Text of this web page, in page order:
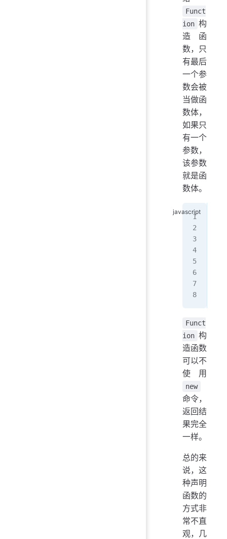
Funct
ion 构
造函
数，只
有最后
一个参
数会被
当做函
数体，
如果只
有一个
参数，
该参数
就是函
数体。
Funct
ion 构
造函数
可以不
使用
new
命令，
返回结
果完全
一样。
总的来
说，这
种声明
函数的
方式非
常不直
观，几